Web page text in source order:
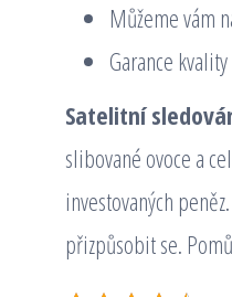
Můžeme vám
Garance
Satelitní
slibované ovoce a
investovaných
přizpůsobit se.